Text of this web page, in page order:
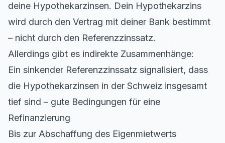
deine Hypothekarzinsen. Dein Hypothekarzins
wird durch den Vertrag mit deiner Bank bestimmt
– nicht durch den Referenzzinssatz.
Allerdings gibt es indirekte Zusammenhänge:
Ein sinkender Referenzzinssatz signalisiert, dass
die Hypothekarzinsen in der Schweiz insgesamt
tief sind – gute Bedingungen für eine
Refinanzierung
Bis zur Abschaffung des Eigenmietwerts